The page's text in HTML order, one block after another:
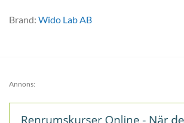
Brand: Wido Lab AB
Annons: